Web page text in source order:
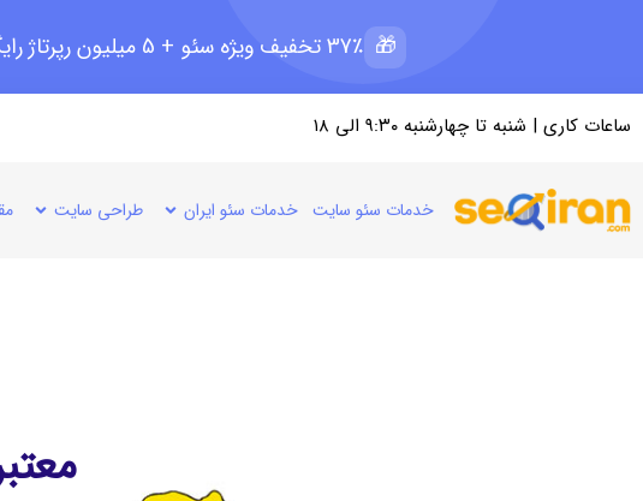
🎁 37٪ تخفیف ویژه سئو + 5 میلیون رپرتاژ رایگان؛ ظرفیت 11 از 15
ساعات کاری | شنبه تا چهارشنبه ۹:۳۰ الی ۱۸
خدمات سئو سایت خدمات سئو ایران طراحی سایت